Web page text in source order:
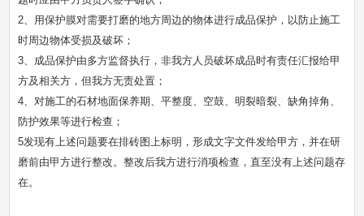
2、用保护膜对需要打磨的地方周边的物体进行成品保护，以防止施工
时周边物体受损及破坏；
3、成品保护由多方监督执行，非我方人员破坏成品时有责任汇报给甲
方及相关方，但我方无责处置；
4、对施工的石材地面保养期、平整度、空鼓、明裂暗裂、缺角掉角、
防护效果等进行检查；
5发现有上述问题要在排砖图上标明，形成文字文件发给甲方，并在研
磨前由甲方进行整改。整改后我方进行消项检查，直至没有上述问题存
在。